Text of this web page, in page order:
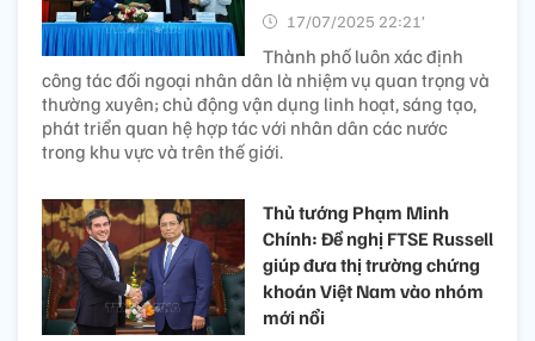
17/07/2025 22:21’
Thành phố luôn xác định
công tác đối ngoại nhân dân là nhiệm vụ quan trọng và
thường xuyên; chủ động vận dụng linh hoạt, sáng tạo,
phát triển quan hệ hợp tác với nhân dân các nước
trong khu vực và trên thế giới.
Thủ tướng Phạm Minh
Chính: Đề nghị FTSE Russell
giúp đưa thị trường chứng
khoán Việt Nam vào nhóm
mới nổi